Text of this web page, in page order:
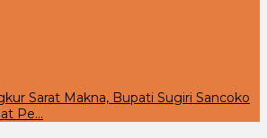
Sarat Makna, Bupati Sugiri Sancoko
Pe…